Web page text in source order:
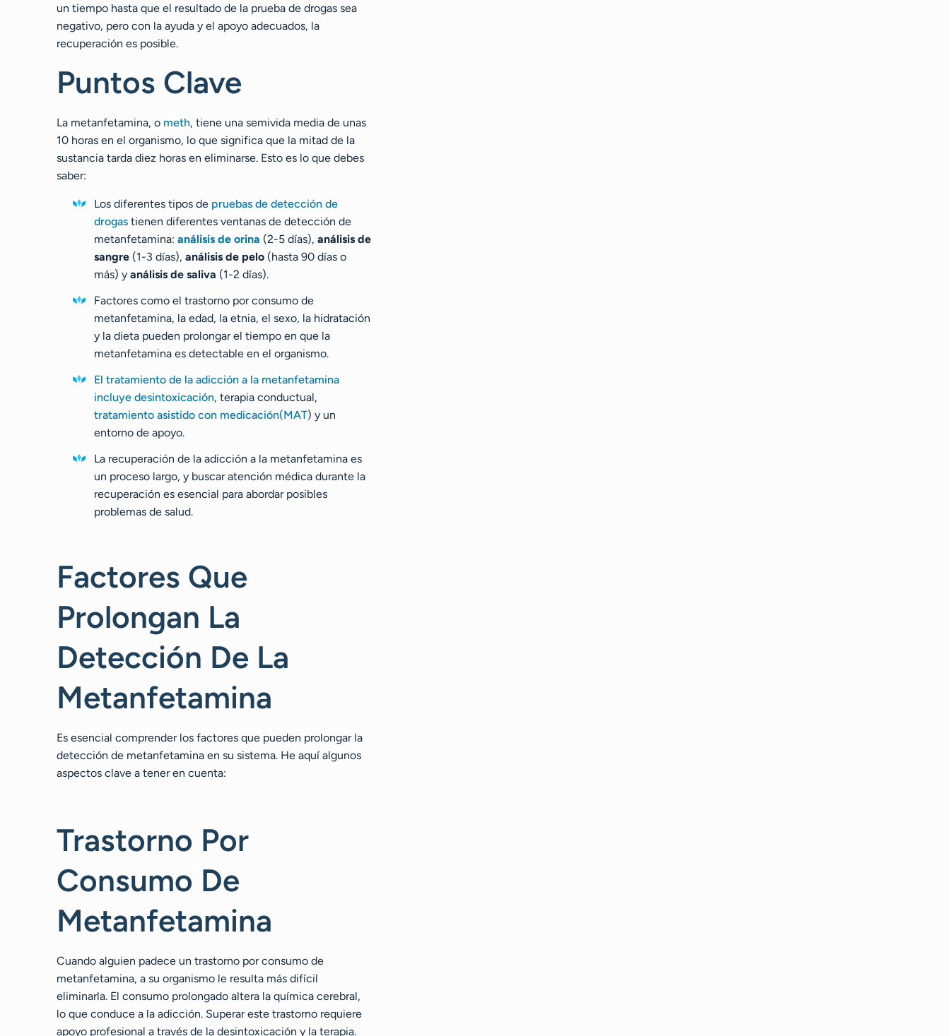
un tiempo hasta que el resultado de la prueba de drogas sea
negativo, pero con la ayuda y el apoyo adecuados, la
recuperación es posible.
Puntos Clave
La metanfetamina, o meth, tiene una semivida media de unas
10 horas en el organismo, lo que significa que la mitad de la
sustancia tarda diez horas en eliminarse. Esto es lo que debes
saber:
Los diferentes tipos de pruebas de detección de
drogas tienen diferentes ventanas de detección de
metanfetamina: análisis de orina (2-5 días), análisis de
sangre (1-3 días), análisis de pelo (hasta 90 días o
más) y análisis de saliva (1-2 días).
Factores como el trastorno por consumo de
metanfetamina, la edad, la etnia, el sexo, la hidratación
y la dieta pueden prolongar el tiempo en que la
metanfetamina es detectable en el organismo.
El tratamiento de la adicción a la metanfetamina
incluye desintoxicación, terapia conductual,
tratamiento asistido con medicación(MAT) y un
entorno de apoyo.
La recuperación de la adicción a la metanfetamina es
un proceso largo, y buscar atención médica durante la
recuperación es esencial para abordar posibles
problemas de salud.
Factores Que
Prolongan La
Detección De La
Metanfetamina
Es esencial comprender los factores que pueden prolongar la
detección de metanfetamina en su sistema. He aquí algunos
aspectos clave a tener en cuenta:
Trastorno Por
Consumo De
Metanfetamina
Cuando alguien padece un trastorno por consumo de
metanfetamina, a su organismo le resulta más difícil
eliminarla. El consumo prolongado altera la química cerebral,
lo que conduce a la adicción. Superar este trastorno requiere
apoyo profesional a través de la desintoxicación y la terapia.